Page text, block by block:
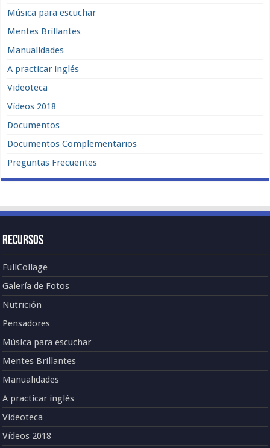
Música para escuchar
Mentes Brillantes
Manualidades
A practicar inglés
Videoteca
Vídeos 2018
Documentos
Documentos Complementarios
Preguntas Frecuentes
Recursos
FullCollage
Galería de Fotos
Nutrición
Pensadores
Música para escuchar
Mentes Brillantes
Manualidades
A practicar inglés
Videoteca
Vídeos 2018